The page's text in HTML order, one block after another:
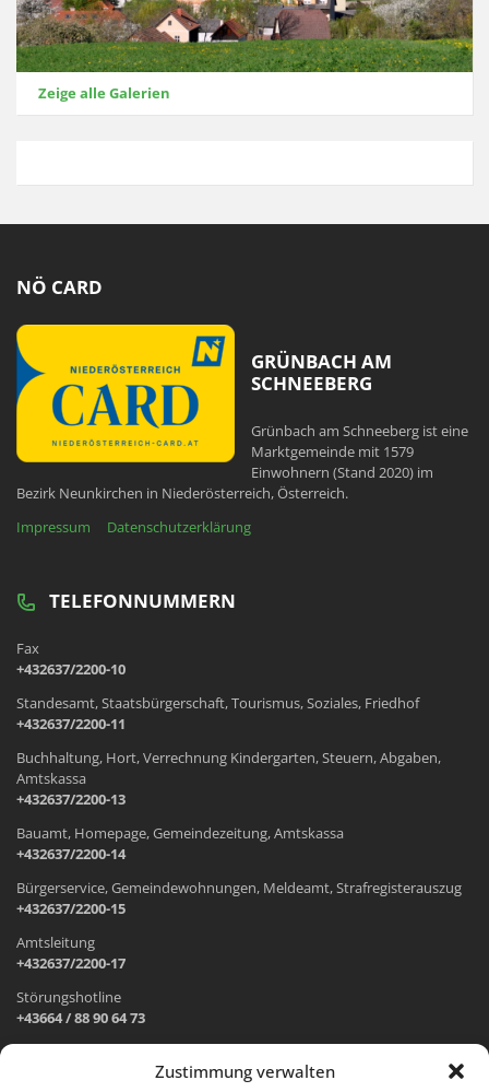
Zustimmung verwalten
Zeige alle Galerien
NÖ CARD
GRÜNBACH AM
SCHNEEBERG
Grünbach am Schneeberg ist eine
Marktgemeinde mit 1579
Einwohnern (Stand 2020) im
Bezirk Neunkirchen in Niederösterreich, Österreich.
Impressum
Datenschutzerklärung
TELEFONNUMMERN
Fax
+432637/2200-10
Standesamt, Staatsbürgerschaft, Tourismus, Soziales, Friedhof
+432637/2200-11
Buchhaltung, Hort, Verrechnung Kindergarten, Steuern, Abgaben,
Amtskassa
+432637/2200-13
Bauamt, Homepage, Gemeindezeitung, Amtskassa
+432637/2200-14
Bürgerservice, Gemeindewohnungen, Meldeamt, Strafregisterauszug
+432637/2200-15
Amtsleitung
+432637/2200-17
Störungshotline
+43664 / 88 90 64 73